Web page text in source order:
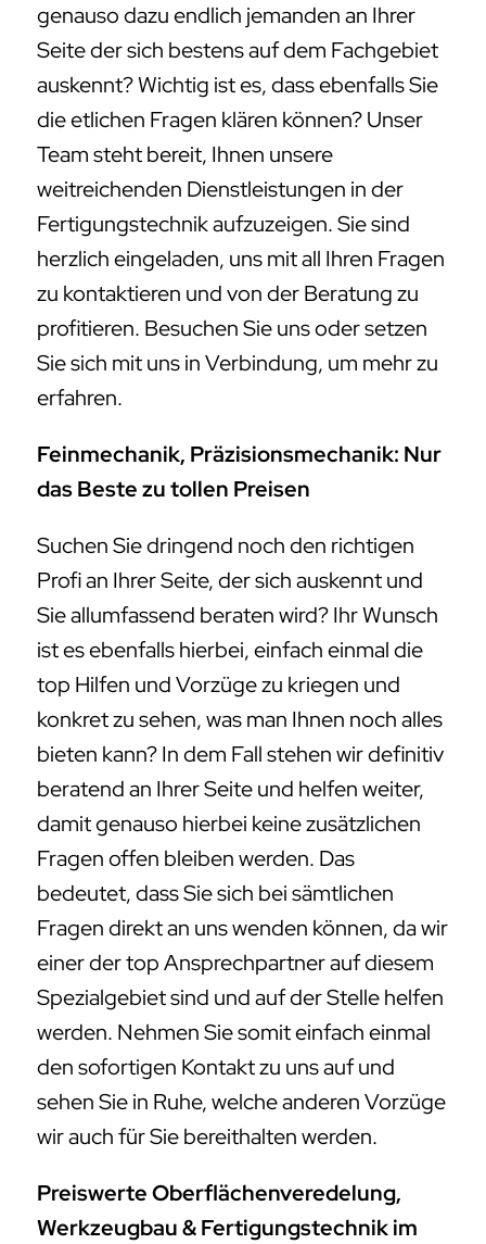
genauso dazu endlich jemanden an Ihrer
Seite der sich bestens auf dem Fachgebiet
auskennt? Wichtig ist es, dass ebenfalls Sie
die etlichen Fragen klären können? Unser
Team steht bereit, Ihnen unsere
weitreichenden Dienstleistungen in der
Fertigungstechnik aufzuzeigen. Sie sind
herzlich eingeladen, uns mit all Ihren Fragen
zu kontaktieren und von der Beratung zu
profitieren. Besuchen Sie uns oder setzen
Sie sich mit uns in Verbindung, um mehr zu
erfahren.
Feinmechanik, Präzisionsmechanik: Nur
das Beste zu tollen Preisen
Suchen Sie dringend noch den richtigen
Profi an Ihrer Seite, der sich auskennt und
Sie allumfassend beraten wird? Ihr Wunsch
ist es ebenfalls hierbei, einfach einmal die
top Hilfen und Vorzüge zu kriegen und
konkret zu sehen, was man Ihnen noch alles
bieten kann? In dem Fall stehen wir definitiv
beratend an Ihrer Seite und helfen weiter,
damit genauso hierbei keine zusätzlichen
Fragen offen bleiben werden. Das
bedeutet, dass Sie sich bei sämtlichen
Fragen direkt an uns wenden können, da wir
einer der top Ansprechpartner auf diesem
Spezialgebiet sind und auf der Stelle helfen
werden. Nehmen Sie somit einfach einmal
den sofortigen Kontakt zu uns auf und
sehen Sie in Ruhe, welche anderen Vorzüge
wir auch für Sie bereithalten werden.
Preiswerte Oberflächenveredelung,
Werkzeugbau & Fertigungstechnik im